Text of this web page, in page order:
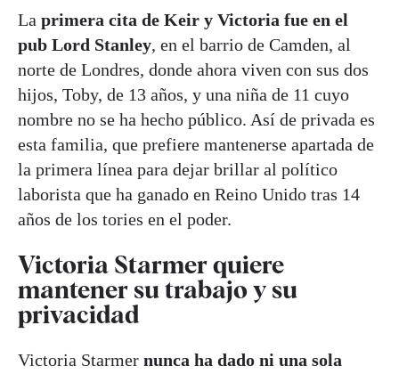
La primera cita de Keir y Victoria fue en el
pub Lord Stanley, en el barrio de Camden, al
norte de Londres, donde ahora viven con sus dos
hijos, Toby, de 13 años, y una niña de 11 cuyo
nombre no se ha hecho público. Así de privada es
esta familia, que prefiere mantenerse apartada de
la primera línea para dejar brillar al político
laborista que ha ganado en Reino Unido tras 14
años de los tories en el poder.
Victoria Starmer quiere
mantener su trabajo y su
privacidad
Victoria Starmer nunca ha dado ni una sola